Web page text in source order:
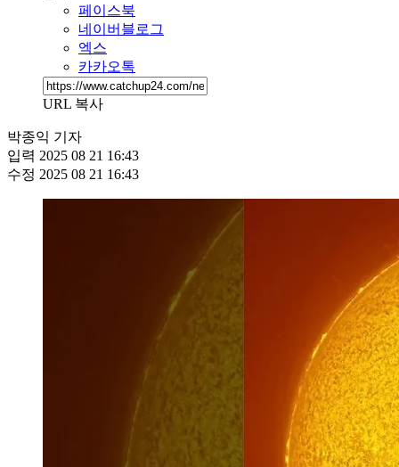
페이스북
네이버블로그
엑스
카카오톡
URL 복사
박종익 기자
입력 2025 08 21 16:43
수정 2025 08 21 16:43